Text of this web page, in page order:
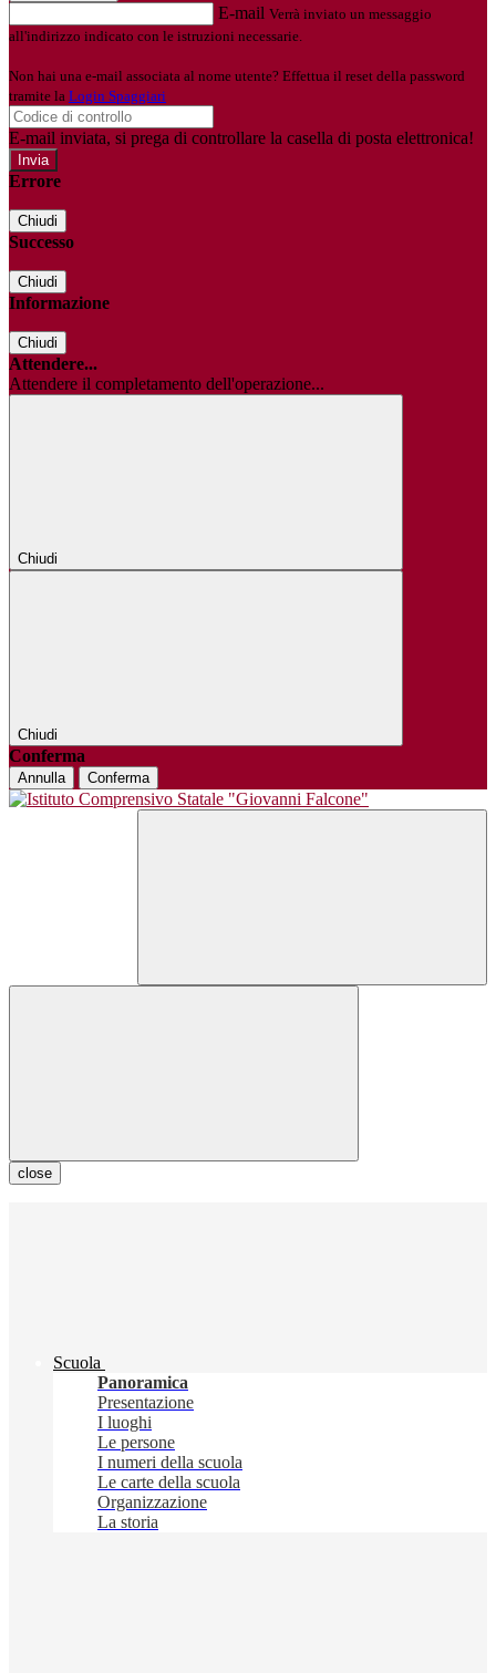
E-mail Verrà inviato un messaggio
all'indirizzo indicato con le istruzioni necessarie.
Non hai una e-mail associata al nome utente? Effettua il reset della password
tramite la Login Spaggiari
E-mail inviata, si prega di controllare la casella di posta elettronica!
Errore
Chiudi
Successo
Chiudi
Informazione
Chiudi
Attendere...
Attendere il completamento dell'operazione...
Chiudi
Chiudi
Conferma
Annulla Conferma
close
Scuola
Panoramica
Presentazione
I luoghi
Le persone
I numeri della scuola
Le carte della scuola
Organizzazione
La storia